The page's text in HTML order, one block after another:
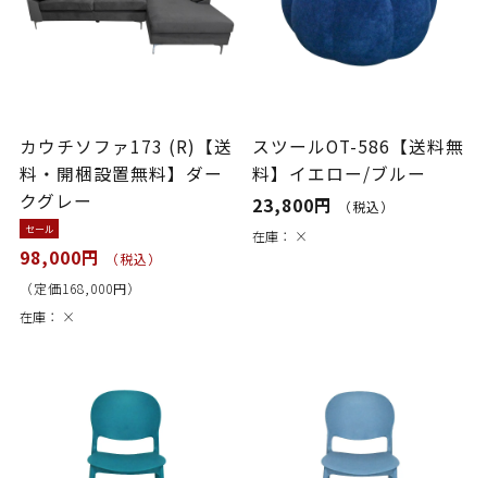
カウチソファ173 (R)【送
料・開梱設置無料】ダー
クグレー
セール
98,000円
（税込）
（定価168,000円）
在庫： ×
スツールOT-586【送料無
料】イエロー/ブルー
23,800円
（税込）
在庫： ×